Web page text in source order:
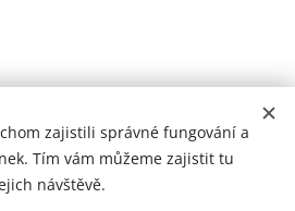
Cookies
Jazyky
zajistili správné fungování a
Tím vám můžeme zajistit tu
návštěvě.